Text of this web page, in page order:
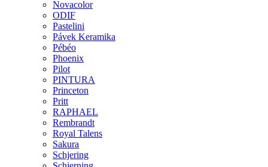
Novacolor
ODIF
Pastelini
Pávek Keramika
Pébéo
Phoenix
Pilot
PINTURA
Princeton
Pritt
RAPHAEL
Rembrandt
Royal Talens
Sakura
Schjering